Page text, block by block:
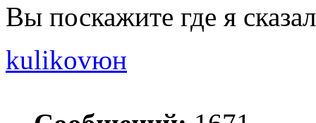
Вы поскажите где я
kulikovюн